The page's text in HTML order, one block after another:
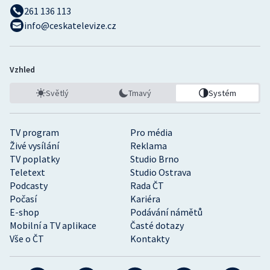
TV program
Pro média
Živé vysílání
Reklama
TV poplatky
Studio Brno
Teletext
Studio Ostrava
Podcasty
Rada ČT
Počasí
Kariéra
E-shop
Podávání námětů
Mobilní a TV aplikace
Časté dotazy
Vše o ČT
Kontakty
261 136 113
info@ceskatelevize.cz
Vzhled
Světlý Tmavý Systém